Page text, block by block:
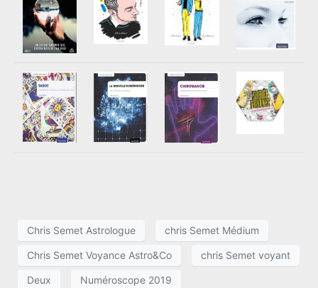
Chris Semet Astrologue chris Semet Médium
Chris Semet Voyance Astro&Co chris Semet voyant
Deux Numéroscope 2019